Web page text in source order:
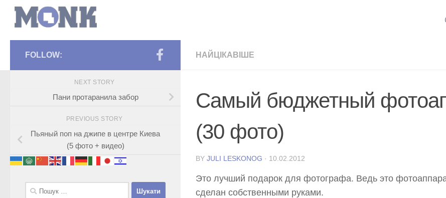
НАЙЦІКАВІШЕ
Самый бюджетный
(30 фото)
BY JULI LESKONOG · 10.02.2012
Это лучший подарок для фотографа. Ведь это
сделан собственными руками.
FOLLOW:
NEXT STORY
Пани протаранила забор
PREVIOUS STORY
Пьяный поп на джипе в центре Киева
(5 фото + видео)
Пошук: